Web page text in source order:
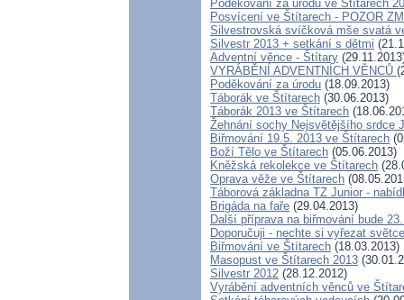
Poděkování za úrodu ve Štítarech
Posvícení ve Štítarech - POZOR
Silvestrovská svíčková mše svatá
Silvestr 2013 + setkání s dětmi
Adventní věnce - Štítary
VYRÁBĚNÍ ADVENTNÍCH VĚNCŮ
Poděkování za úrodu (18.09.2013)
Táborák ve Štítarech (30.06.2013)
Táborák 2013 ve Štítarech
Žehnání sochy Nejsvětějšího srdce
Biřmování 19.5. 2013 ve Štítarech
Boží Tělo ve Štítarech (05.06.2013)
Kněžská rekolekce ve Štítarech
Oprava věže ve Štítarech
Táborová základna TZ Junior -
Brigáda na faře (29.04.2013)
Další příprava na biřmování bude
Doporučuji - nechte si vyřezat
Biřmování ve Štítarech (18.03.2013)
Masopust ve Štítarech 2013
Silvestr 2012 (28.12.2012)
Vyrábění adventních věnců ve